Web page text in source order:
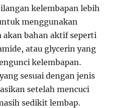
kelembapan lebih
menggunakan
akan bahan aktif seperti
atau glycerin yang
kelembapan.
sesuai dengan jenis
setelah mencuci
sedikit lembap.